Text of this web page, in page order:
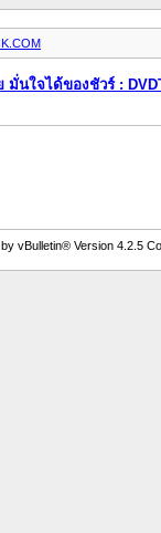
มั่นใจได้ของชัวร์ :
vBulletin® Version 4.2.5